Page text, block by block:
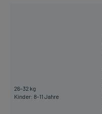
26-32 kg
Kinder: 8-11 Jahre